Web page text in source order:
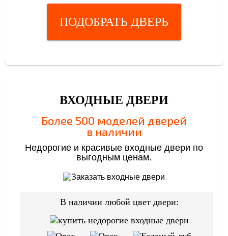
ПОДОБРАТЬ ДВЕРЬ
ВХОДНЫЕ ДВЕРИ
Более 500 моделей дверей
в наличии
Недорогие и красивые входные двери по
выгодным ценам.
В наличии любой цвет двери: